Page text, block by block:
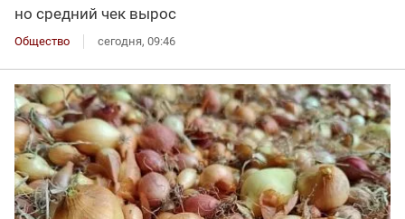
но средний чек вырос
Общество сегодня, 09:46